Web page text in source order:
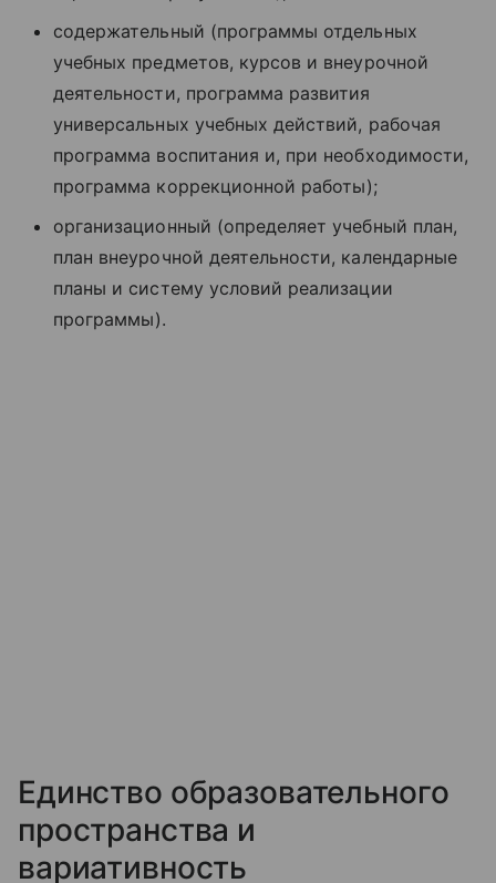
содержательный (программы отдельных
учебных предметов, курсов и внеурочной
деятельности, программа развития
универсальных учебных действий, рабочая
программа воспитания и, при необходимости,
программа коррекционной работы);
организационный (определяет учебный план,
план внеурочной деятельности, календарные
планы и систему условий реализации
программы).
Единство образовательного
пространства и
вариативность